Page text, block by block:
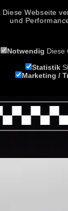
Diese Webseite
und
Notwendig Diese
Statistik
Marketing /